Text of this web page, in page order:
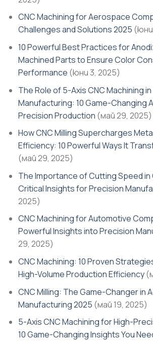
CNC Machining for Aerospace
Challenges and Solutions 2025
10 Powerful Best Practices for
Machined Parts to Ensure Color
Performance (юни 3, 2025)
The Role of 5-Axis CNC Machining
Manufacturing: 10 Game-Changing
Precision Production (май 29, 2025)
How CNC Milling Supercharges
Efficiency: 10 Powerful Ways It
(май 29, 2025)
The Importance of Cutting Speed in
Critical Insights for Precision
2025)
CNC Machining for Automotive
Powerful Insights into Precision
29, 2025)
CNC Machining: 10 Proven
High-Volume Production Efficiency
CNC Milling: The Game-Changer in
Manufacturing 2025 (май 19, 2025)
5-Axis CNC Machining for High-
10 Game-Changing Insights You